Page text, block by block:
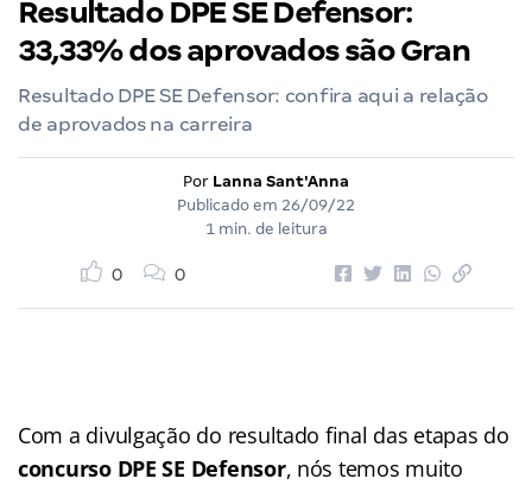
Resultado DPE SE Defensor:
33,33% dos aprovados são Gran
Resultado DPE SE Defensor: confira aqui a relação
de aprovados na carreira
Por Lanna Sant'Anna
Publicado em 26/09/22
1 min. de leitura
0 0
Com a divulgação do resultado final das etapas do
concurso DPE SE Defensor, nós temos muito